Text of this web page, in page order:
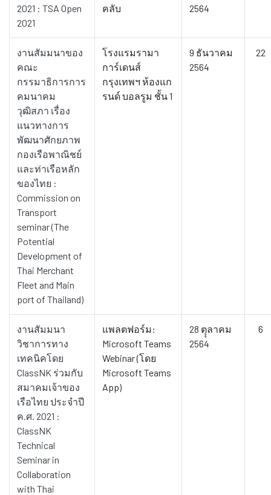
2021 : TSA Open
2021
คลับ
2564
งานสัมมนาของ
คณะ
กรรมาธิการการ
คมนาคม
วุฒิสภา เรื่อง
แนวทางการ
พัฒนาศักยภาพ
กองเรือพาณิชย์
และท่าเรือหลัก
ของไทย :
Commission on
Transport
seminar (The
Potential
Development of
Thai Merchant
Fleet and Main
port of Thailand)
โรงแรมรามา
การ์เดนส์
กรุงเทพฯ ห้องแก
รนด์ บอลรูม ชั้น 1
9 ธันวาคม
2564
22
งานสัมมนา
วิชาการทาง
เทคนิคโดย
ClassNK ร่วมกับ
สมาคมเจ้าของ
เรือไทย ประจำปี
ค.ศ. 2021 :
ClassNK
Technical
Seminar in
Collaboration
with Thai
แพลตฟอร์ม:
Microsoft Teams
Webinar (โดย
Microsoft Teams
App)
28 ตุุลาคม
2564
6